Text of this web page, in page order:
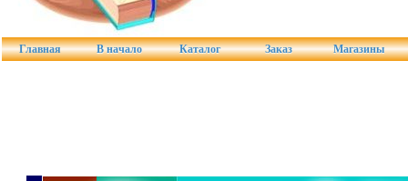
Главная В начало Каталог Заказ Магазины